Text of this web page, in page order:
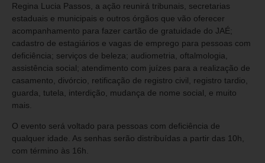
Regina Lucia Passos, a ação reunirá tribunais, secretarias
estaduais e municipais e outros órgãos que vão oferecer
acompanhamento para fazer cartão de gratuidade do JAÉ;
cadastro de estagiários e vagas de emprego para pessoas com
deficiência; serviços de beleza; audiometria, oftalmologia,
assistência social; atendimento com juízes para a realização de
casamento, divórcio, retificação de registro civil, registro tardio,
guarda, tutela, interdição, mudança de nome social, e muito
mais.
O evento será voltado para pessoas com deficiência de
qualquer idade. As senhas serão distribuídas a partir das 10h,
com término às 16h.